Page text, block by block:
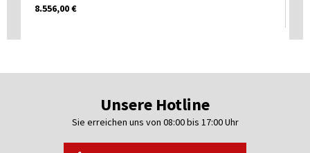
8.556,00 €
Unsere Hotline
Sie erreichen uns von 08:00 bis 17:00 Uhr